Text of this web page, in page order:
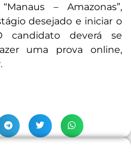
– Amazonas”,
desejado e iniciar o
candidato deverá se
uma prova online,